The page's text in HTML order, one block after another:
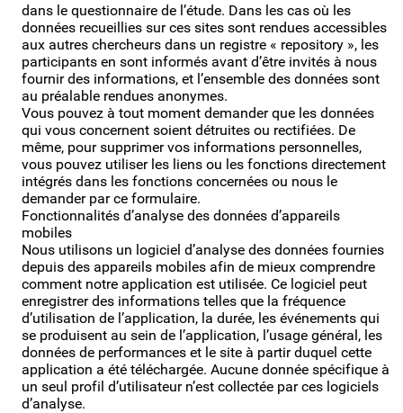
dans le questionnaire de l’étude. Dans les cas où les
données recueillies sur ces sites sont rendues accessibles
aux autres chercheurs dans un registre « repository », les
participants en sont informés avant d’être invités à nous
fournir des informations, et l’ensemble des données sont
au préalable rendues anonymes.
Vous pouvez à tout moment demander que les données
qui vous concernent soient détruites ou rectifiées. De
même, pour supprimer vos informations personnelles,
vous pouvez utiliser les liens ou les fonctions directement
intégrés dans les fonctions concernées ou nous le
demander par ce formulaire.
Fonctionnalités d’analyse des données d’appareils
mobiles
Nous utilisons un logiciel d’analyse des données fournies
depuis des appareils mobiles afin de mieux comprendre
comment notre application est utilisée. Ce logiciel peut
enregistrer des informations telles que la fréquence
d’utilisation de l’application, la durée, les événements qui
se produisent au sein de l’application, l’usage général, les
données de performances et le site à partir duquel cette
application a été téléchargée. Aucune donnée spécifique à
un seul profil d’utilisateur n’est collectée par ces logiciels
d’analyse.